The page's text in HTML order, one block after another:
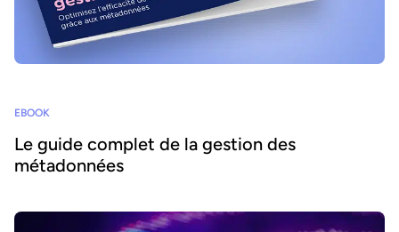
EBOOK
Le guide complet de la gestion des
métadonnées